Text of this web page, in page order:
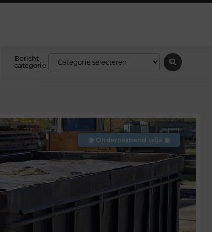
Bericht
categorie
◉ Ondernemend wijs ◉